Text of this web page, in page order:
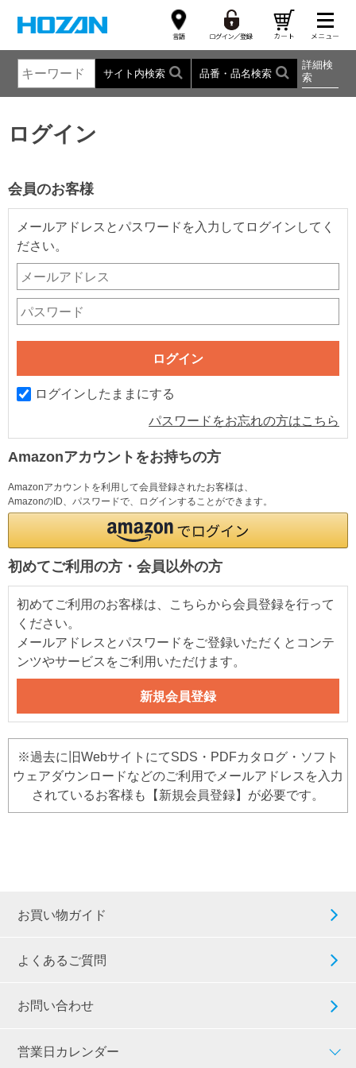
サイト内検索 品番・品名検索
詳細検
索
ログイン
会員のお客様
メールアドレスとパスワードを入力してログインしてく
ださい。
ログインしたままにする
パスワードをお忘れの方はこちら
Amazonアカウントをお持ちの方
Amazonアカウントを利用して会員登録されたお客様は、
AmazonのID、パスワードで、ログインすることができます。
初めてご利用の方・会員以外の方
初めてご利用のお客様は、こちらから会員登録を行って
ください。
メールアドレスとパスワードをご登録いただくとコンテ
ンツやサービスをご利用いただけます。
※過去に旧WebサイトにてSDS・PDFカタログ・ソフト
ウェアダウンロードなどのご利用でメールアドレスを入力
されているお客様も【新規会員登録】が必要です。
お買い物ガイド
よくあるご質問
お問い合わせ
営業日カレンダー